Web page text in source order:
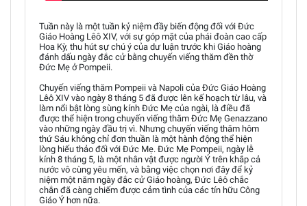
Tuần này là một tuần kỷ niệm đầy biến động đối với Đức
Giáo Hoàng Lêô XIV, với sự góp mặt của phái đoàn cao cấp
Hoa Kỳ, thu hút sự chú ý của dư luận trước khi Giáo hoàng
đánh dấu ngày đắc cử bằng chuyến viếng thăm đền thờ
Đức Mẹ ở Pompeii.
Chuyến viếng thăm Pompeii và Napoli của Đức Giáo Hoàng
Lêô XIV vào ngày 8 tháng 5 đã được lên kế hoạch từ lâu, và
làm nổi bật lòng sùng kính Đức Mẹ của ngài, là điều đã
được thể hiện trong chuyến viếng thăm Đức Mẹ Genazzano
vào những ngày đầu trị vì. Nhưng chuyến viếng thăm hôm
thứ Sáu không chỉ đơn thuần là một hành động thể hiện
lòng hiếu thảo đối với Đức Mẹ. Đức Mẹ Pompeii, ngày lễ
kính 8 tháng 5, là một nhân vật được người Ý trên khắp cả
nước vô cùng yêu mến, và bằng việc chọn nơi đây để kỷ
niệm một năm ngày đắc cử Giáo hoàng, Đức Lêô chắc
chắn đã càng chiếm được cảm tình của các tín hữu Công
Giáo Ý hơn nữa.